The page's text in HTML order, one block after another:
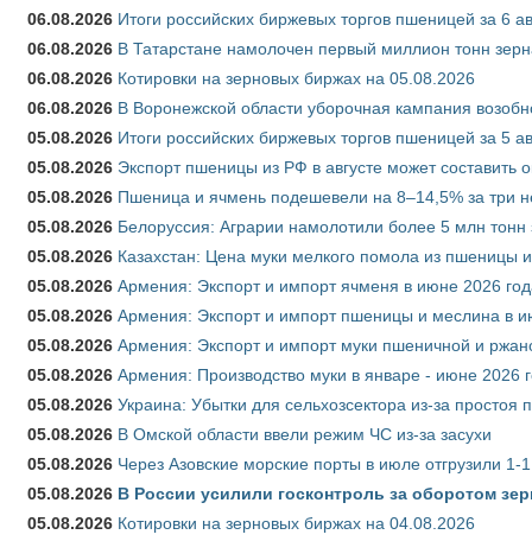
06.08.2026 Итоги российских биржевых торгов пшеницей за 6
06.08.2026 В Татарстане намолочен первый миллион тонн
06.08.2026 Котировки на зерновых биржах на 05.08.2026
06.08.2026 В Воронежской области уборочная кампания
05.08.2026 Итоги российских биржевых торгов пшеницей за 5
05.08.2026 Экспорт пшеницы из РФ в августе может составить
05.08.2026 Пшеница и ячмень подешевели на 8–14,5% за три
05.08.2026 Белоруссия: Аграрии намолотили более 5 млн тонн
05.08.2026 Казахстан: Цена муки мелкого помола из пшеницы
05.08.2026 Армения: Экспорт и импорт ячменя в июне 2026
05.08.2026 Армения: Экспорт и импорт пшеницы и меслина в
05.08.2026 Армения: Экспорт и импорт муки пшеничной и
05.08.2026 Армения: Производство муки в январе - июне 2026
05.08.2026 Украина: Убытки для сельхозсектора из-за простоя
05.08.2026 В Омской области ввели режим ЧС из-за засухи
05.08.2026 Через Азовские морские порты в июле отгрузили
05.08.2026 В России усилили госконтроль за оборотом
05.08.2026 Котировки на зерновых биржах на 04.08.2026